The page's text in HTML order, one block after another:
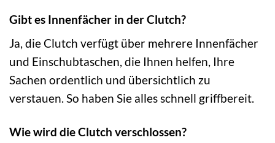
Gibt es Innenfächer in der Clutch?
Ja, die Clutch verfügt über mehrere Innenfächer
und Einschubtaschen, die Ihnen helfen, Ihre
Sachen ordentlich und übersichtlich zu
verstauen. So haben Sie alles schnell griffbereit.
Wie wird die Clutch verschlossen?